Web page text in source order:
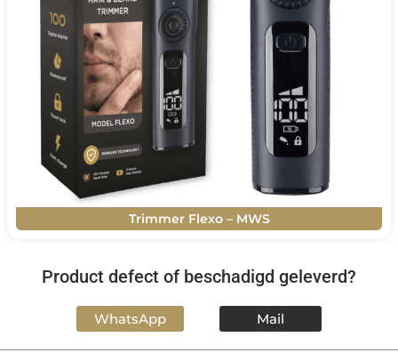
Trimmer Flexo – MWS
Product defect of beschadigd geleverd?
WhatsApp Mail